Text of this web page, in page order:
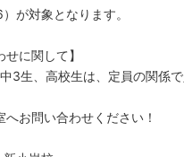
が対象となります。
せに関して】
3生、高校生は、定員の関係で
お問い合わせください！